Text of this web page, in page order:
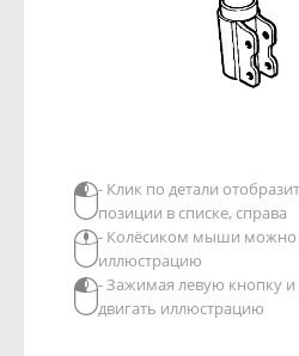
- Клик по детали
позиции в списке, справа
- Колёсиком мыши можно
иллюстрацию
- Зажимая левую кнопку
двигать иллюстрацию